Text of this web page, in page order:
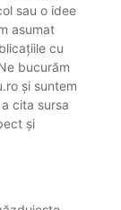
sau o idee
asumat
cu
bucurăm
și suntem
cita sursa
și